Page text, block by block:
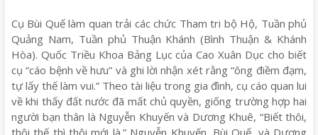
Cụ Bùi Quế làm quan trải các chức Tham tri bộ Hộ, Tuần phủ
Quảng Nam, Tuần phủ Thuận Khánh (Bình Thuận & Khánh
Hòa). Quốc Triều Khoa Bảng Lục của Cao Xuân Dục cho biết
cụ “cáo bệnh về hưu” và ghi lời nhận xét rằng “ông điềm đạm,
tự lấy thế làm vui.” Theo tài liệu trong gia đình, cụ cáo quan lui
về khi thấy đất nước đã mất chủ quyền, giống trường hợp hai
người bạn thân là Nguyễn Khuyến và Dương Khuê, “Biết thôi,
thôi thế thì thôi mới là.” Nguyễn Khuyến, Bùi Quế, và Dương